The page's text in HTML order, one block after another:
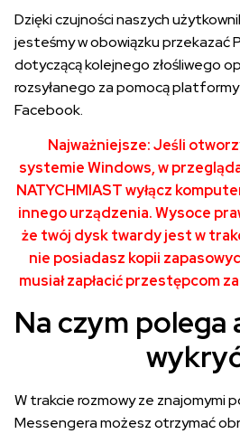
Dzięki czujności naszych
jesteśmy w obowiązku przekazać
dotyczącą kolejnego złośliwego
rozsyłanego za pomocą
Facebook.
Najważniejsze: Jeśli
systemie Windows, w
NATYCHMIAST wyłącz
innego urządzenia. Wysoce
że twój dysk twardy jest w
nie posiadasz kopii
musiał zapłacić przestępcom
Na czym polega
W trakcie rozmowy ze znajomymi
Messengera możesz otrzymać